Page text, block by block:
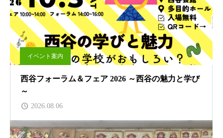
イベント案内
西谷フォーラム＆フェア 2026 ～西谷の魅力と学び
～
2026.08.06